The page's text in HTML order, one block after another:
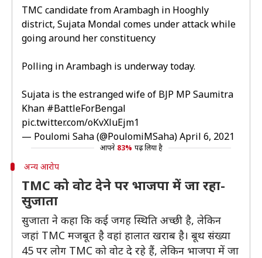
TMC candidate from Arambagh in Hooghly
district, Sujata Mondal comes under attack while
going around her constituency
Polling in Arambagh is underway today.
Sujata is the estranged wife of BJP MP Saumitra
Khan #BattleForBengal
pic.twitter.com/oKvXluEjm1
— Poulomi Saha (@PoulomiMSaha)April 6, 2021
आपने 83% पढ़ लिया है
अन्य आरोप
TMC को वोट देने पर भाजपा में जा रहा-
सुजाता
सुजाता ने कहा कि कई जगह स्थिति अच्छी है, लेकिन
जहां TMC मजबूत है वहां हालात खराब है। बूथ संख्या
45 पर लोग TMC को वोट दे रहे हैं, लेकिन भाजपा में जा